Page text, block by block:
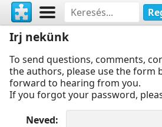
Irj nekünk
To send questions, comments,
the authors, please use the form
forward to hearing from you.
If you forgot your password,
Neved